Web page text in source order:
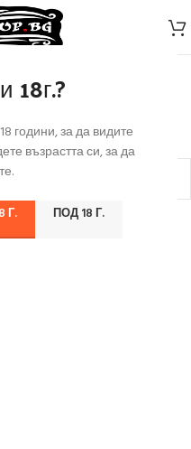
18г.?
години, за да видите
възрастта си, за да
Г. ПОД 18 Г.
searching will help find a